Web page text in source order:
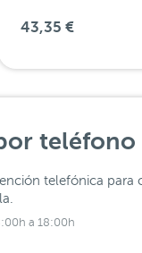
43,35 €
teléfono
telefónica
a 18:00h